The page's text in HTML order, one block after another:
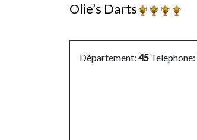
Olie’s Darts
Département: 45 Telephone: